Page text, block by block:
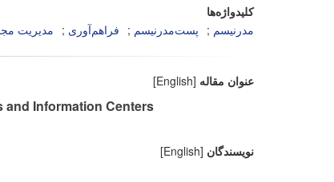
کلیدواژه‌ها
مدرنیسم
پست‏‌مدرنیسم فراهم‏‌آوری مدیریت
عنوان مقاله [English]
Information Centers
نویسندگان [English]